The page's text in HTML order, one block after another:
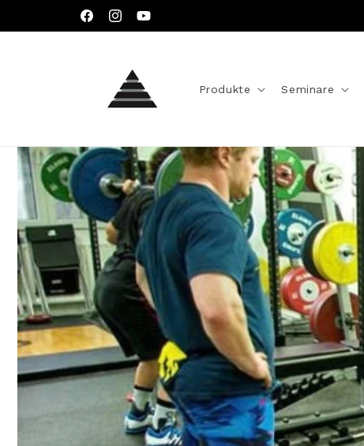
Inhalt
FacebookInstagramYouTube
Produkte Seminare